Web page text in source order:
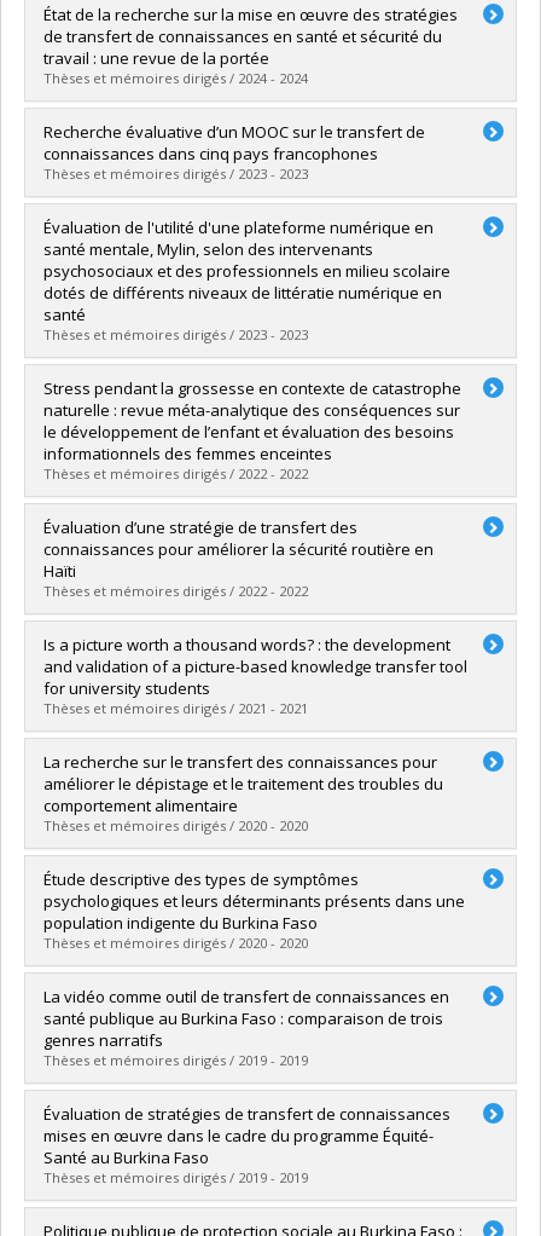
Diplômé(e) :Arnautu, Diana
Cycle :Doctorat
Diplôme obtenu :Ph. D.
Lien vers le document dans Papyrus
État de la recherche sur la mise en œuvre des stratégies
de transfert de connaissances en santé et sécurité du
travail : une revue de la portée
Thèses et mémoires dirigés / 2024 - 2024
Diplômé(e) :Chabot, Catherine
Cycle :Maîtrise
Diplôme obtenu :M. Sc.
Lien vers le document dans Papyrus
Recherche évaluative d’un MOOC sur le transfert de
connaissances dans cinq pays francophones
Thèses et mémoires dirigés / 2023 - 2023
Diplômé(e) :Villemin, Romane
Cycle :Maîtrise
Diplôme obtenu :M. Sc.
Lien vers le document dans Papyrus
Évaluation de l'utilité d'une plateforme numérique en
santé mentale, Mylin, selon des intervenants
psychosociaux et des professionnels en milieu scolaire
dotés de différents niveaux de littératie numérique en
santé
Thèses et mémoires dirigés / 2023 - 2023
Diplômé(e) :Saint-Joy, Maïssa
Cycle :Maîtrise
Diplôme obtenu :M. Sc.
Lien vers le document dans Papyrus
Stress pendant la grossesse en contexte de catastrophe
naturelle : revue méta-analytique des conséquences sur
le développement de l’enfant et évaluation des besoins
informationnels des femmes enceintes
Thèses et mémoires dirigés / 2022 - 2022
Diplômé(e) :Lafortune, Sandra
Cycle :Doctorat
Diplôme obtenu :
Lien vers le document dans Papyrus
Évaluation d’une stratégie de transfert des
connaissances pour améliorer la sécurité routière en
Haïti
Thèses et mémoires dirigés / 2022 - 2022
Diplômé(e) :Baby, Marie-Pier
Cycle :Maîtrise
Diplôme obtenu :M. Sc.
Lien vers le document dans Papyrus
Is a picture worth a thousand words? : the development
and validation of a picture-based knowledge transfer tool
for university students
Thèses et mémoires dirigés / 2021 - 2021
Diplômé(e) : Birchwood, Che Cherrilyn
Cycle :Doctorat
Diplôme obtenu :Ph. D.
Lien vers le document dans Papyrus
La recherche sur le transfert des connaissances pour
améliorer le dépistage et le traitement des troubles du
comportement alimentaire
Thèses et mémoires dirigés / 2020 - 2020
Diplômé(e) :Plouffe, Laurence
Cycle :Doctorat
Diplôme obtenu :Ph. D.
Lien vers le document dans Papyrus
Étude descriptive des types de symptômes
psychologiques et leurs déterminants présents dans une
population indigente du Burkina Faso
Thèses et mémoires dirigés / 2020 - 2020
Diplômé(e) :Porfilio-Mathieu, Lyann
Cycle :Maîtrise
Diplôme obtenu :
Lien vers le document dans Papyrus
La vidéo comme outil de transfert de connaissances en
santé publique au Burkina Faso : comparaison de trois
genres narratifs
Thèses et mémoires dirigés / 2019 - 2019
Diplômé(e) :Hébert, Catherine
Cycle :Maîtrise
Diplôme obtenu :M. Sc.
Lien vers le document dans Papyrus
Évaluation de stratégies de transfert de connaissances
mises en œuvre dans le cadre du programme Équité-
Santé au Burkina Faso
Thèses et mémoires dirigés / 2019 - 2019
Diplômé(e) :Mc Sween-Cadieux, Esther
Politique publique de protection sociale au Burkina Faso :